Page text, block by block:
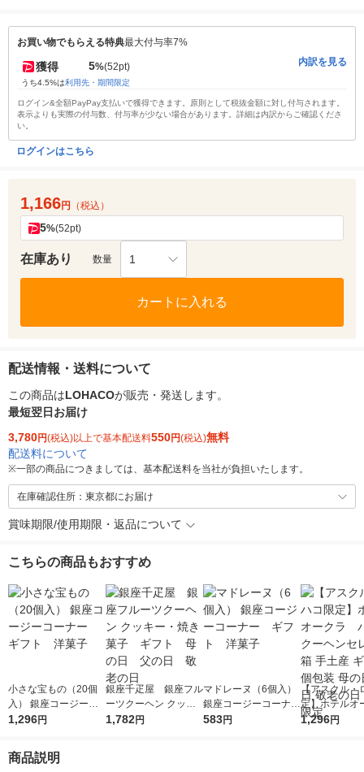
お買い物でもらえる特典最大付与率7%
獲得 5%(52pt)
うち4.5%は利用先・期間限定
内訳を見る
ログイン&全額PayPay支払いで獲得できます。原則として税抜金額に対し付与されます。
表示よりも実際の付与数、付与率が少ない場合があります。詳細は内訳からご確認くださ
い。
ログインはこちら
1,166円 （税込）
5%(52pt)
在庫あり 数量 1
カートに入れる
配送情報・送料について
この商品はLOHACOが販売・発送します。
最短翌日お届け
3,780円(税込)以上で基本配送料550円(税込)無料
配送料について
※一部の商品につきましては、基本配送料を当社が負担いたします。
在庫確認住所：東京都にお届け
賞味期限/使用期限・返品について
こちらの商品もおすすめ
小さな宝もの（20個
入） 銀座コージーコ
ーナー ギフト 洋菓
1,296円
銀座千疋屋 銀座フル
ーツクーヘン クッキ
ー・焼き菓子 ギフ
1,782円
マドレーヌ（6個入）
銀座コージーコーナ
ー ギフト 洋菓子
583円
【アスクル・
定】ホテル
バームクーヘ
1,296円
商品説明